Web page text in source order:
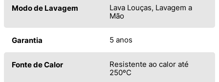
Modo de Lavagem
Lava Louças, Lavagem a
Mão
Garantia 5 anos
Fonte de Calor
Resistente ao calor até
250ºC